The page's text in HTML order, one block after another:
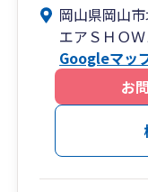
岡山県岡山
エアＳＨＯ
Googleマッ
お